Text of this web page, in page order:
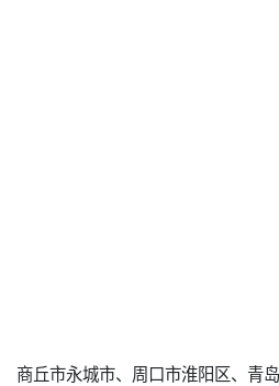
商丘市永城市、周口市淮阳区、青